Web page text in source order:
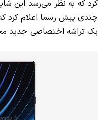
کرد که به نظر می‌رسد این
چندی پیش رسما اعلام کرد
یک تراشه اختصاصی جدید